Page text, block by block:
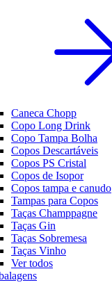
Caneca Chopp
Copo Long Drink
Copo Tampa Bolha
Copos Descartáveis
Copos PS Cristal
Copos de Isopor
Copos tampa e canudo
Tampas para Copos
Taças Champpagne
Taças Gin
Taças Sobremesa
Taças Vinho
Ver todos